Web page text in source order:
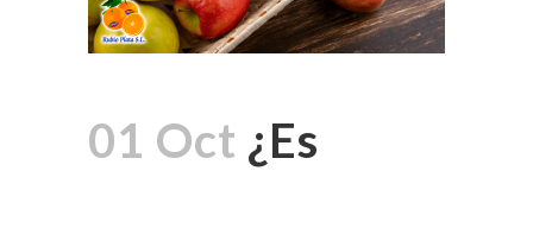
01 Oct ¿Es